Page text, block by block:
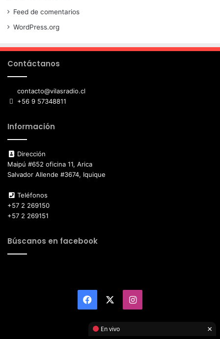
Feed de comentarios
WordPress.org
Contáctanos
contacto@vilasradio.cl
+56 9 57348811
Información
Dirección
Maipú #652 oficina 11, Arica
Salvador Allende #3674, Iquique
Teléfonos
+57 2 269150
+57 2 269151
Búscanos en facebook
Facebook Instagram
En vivo ×